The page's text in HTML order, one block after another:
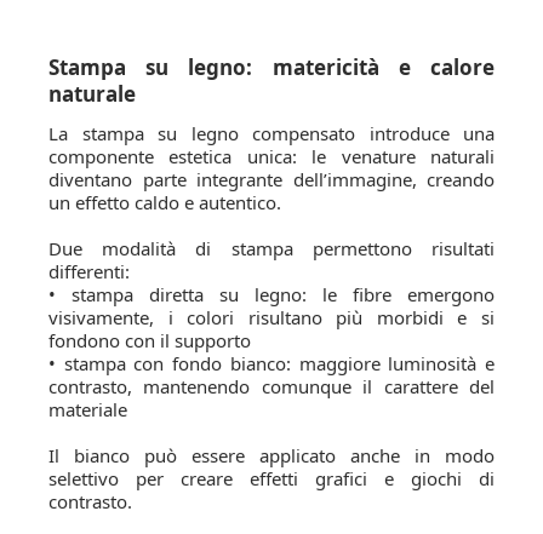
Stampa su legno: matericità e calore
naturale
La stampa su legno compensato introduce una
componente estetica unica: le venature naturali
diventano parte integrante dell’immagine, creando
un effetto caldo e autentico.
Due modalità di stampa permettono risultati
differenti:
• stampa diretta su legno: le fibre emergono
visivamente, i colori risultano più morbidi e si
fondono con il supporto
• stampa con fondo bianco: maggiore luminosità e
contrasto, mantenendo comunque il carattere del
materiale
Il bianco può essere applicato anche in modo
selettivo per creare effetti grafici e giochi di
contrasto.